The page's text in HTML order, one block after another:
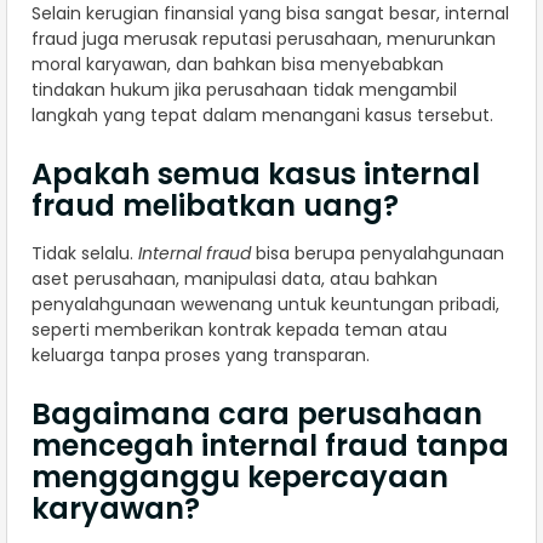
Selain kerugian finansial yang bisa sangat besar, internal
fraud juga merusak reputasi perusahaan, menurunkan
moral karyawan, dan bahkan bisa menyebabkan
tindakan hukum jika perusahaan tidak mengambil
langkah yang tepat dalam menangani kasus tersebut.
Apakah semua kasus internal
fraud melibatkan uang?
Tidak selalu. Internal fraudbisa berupa penyalahgunaan
aset perusahaan, manipulasi data, atau bahkan
penyalahgunaan wewenang untuk keuntungan pribadi,
seperti memberikan kontrak kepada teman atau
keluarga tanpa proses yang transparan.
Bagaimana cara perusahaan
mencegah internal fraud tanpa
mengganggu kepercayaan
karyawan?